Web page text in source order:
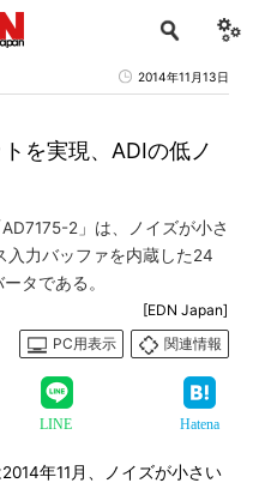
2014年11月13日
を実現、ADIの低ノ
2」は、ノイズが小さ
入力バッファを内蔵した24
タである。
[EDN Japan]
PC用表示
関連情報
LINE Hatena
年11月、ノイズが小さい